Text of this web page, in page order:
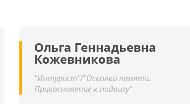
Ольга Геннадьевна
Кожевникова
"Интурист"/"Осколки памяти.
Прикосновение к подвигу"